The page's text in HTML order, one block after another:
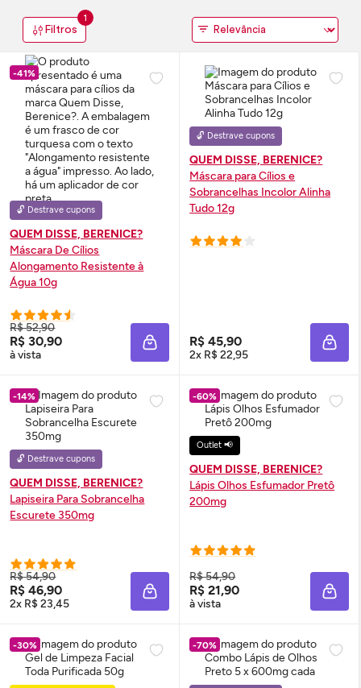
Filtros
1
-41%
🔓 Destrave cupons
QUEM DISSE, BERENICE?
Máscara De Cílios
Alongamento Resistente à
Água 10g
R$ 52,90
R$ 30,90
à vista ADICIONAR À SACOLA
🔓 Destrave cupons
QUEM DISSE, BERENICE?
Máscara para Cílios e
Sobrancelhas Incolor Alinha
Tudo 12g
R$ 45,90
2x R$ 22,95
-14%
🔓 Destrave cupons
QUEM DISSE, BERENICE?
Lapiseira Para Sobrancelha
Escurete 350mg
R$ 54,90
R$ 46,90
2x R$ 23,45 ADICIONAR À SACOLA
-60%
Outlet 📢
QUEM DISSE, BERENICE?
Lápis Olhos Esfumador Pretô
200mg
R$ 54,90
R$ 21,90
à vista
-30% -70%